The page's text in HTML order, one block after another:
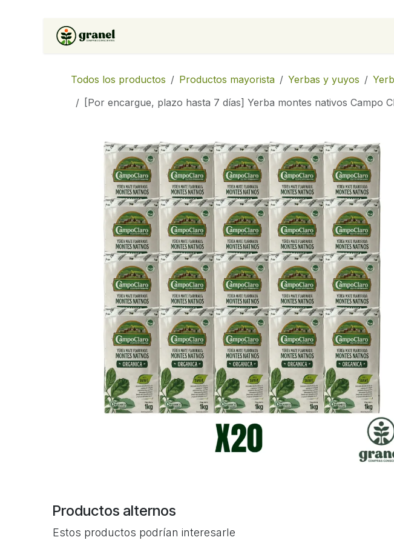
Ir al contenido
Todos los productos Productos mayorista Yerbas y yuyos
[Por encargue, plazo hasta 7 días] Yerba montes nativos Campo
Productos alternos
Estos productos podrían interesarle